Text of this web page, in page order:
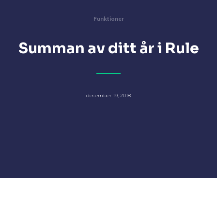
Funktioner
Summan av ditt år i Rule
december 19, 2018